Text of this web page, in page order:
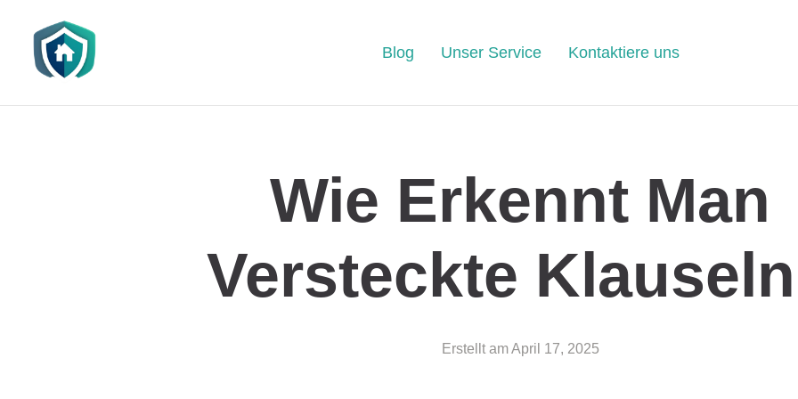
Blog Unser Service Kontaktiere uns
Wie Erkennt Man
Versteckte
Erstellt amApril 17, 2025